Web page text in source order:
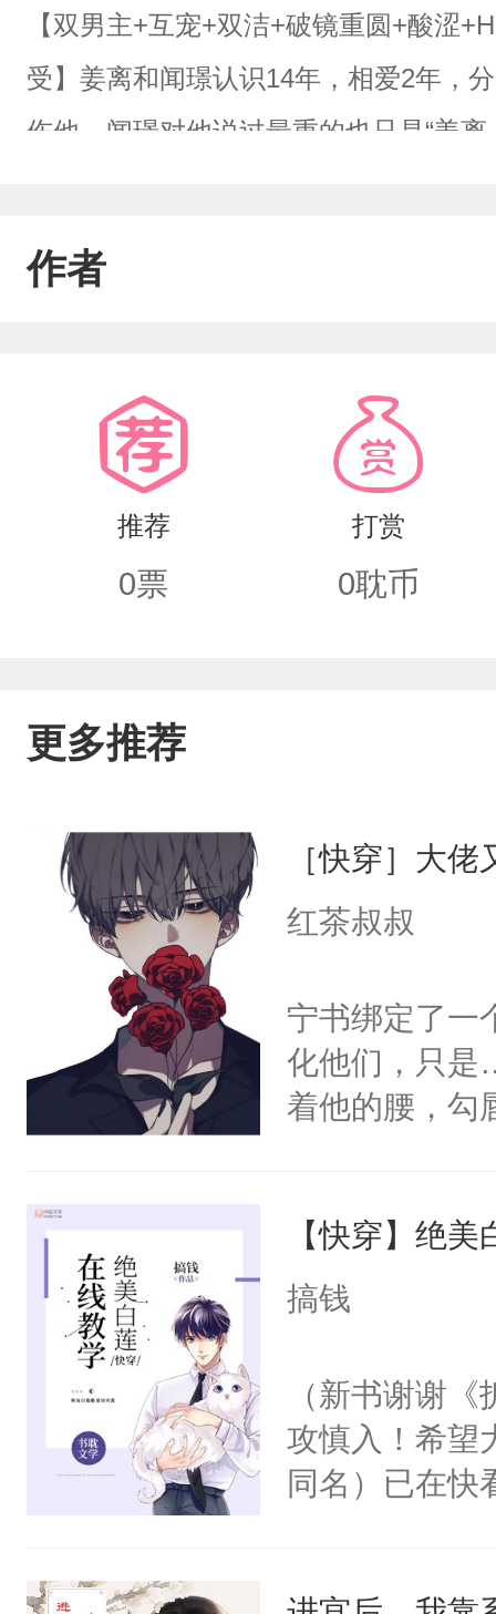
【双男主+互宠+双洁+破镜重圆+酸涩
受】姜离和闻璟认识14年，相爱2年，
伤他，闻璟对他说过最重的也只是“姜
然倒塌，让他死了心又悄然长出血肉
恋爱想和你谈”姜离：“……”后来，画
眼泪汪汪，“你是不是外面有人了？”
你厌烦我了是不是，你喜欢他是不是
作者
推荐
0票
打赏
0耽币
更多推荐
［快穿］大
红茶叔叔
宁书绑定了一
化他们，只是
着他的腰，勾
来，给老公
用力——为你
【快穿】绝
搞钱
（新书谢谢
攻慎入！希望
同名）已在快